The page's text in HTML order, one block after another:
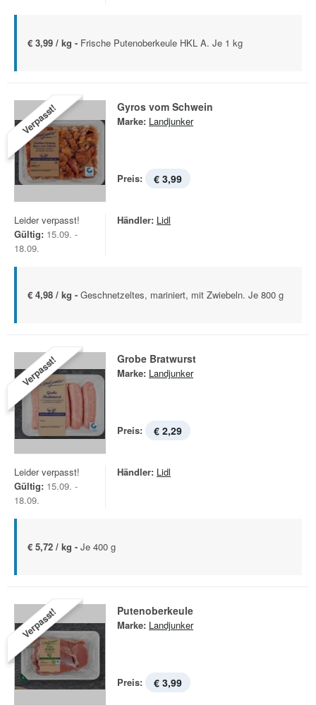
€ 3,99 / kg - Frische Putenoberkeule HKL A. Je 1 kg
Verpasst! Gyros vom Schwein
Marke: Landjunker
Preis: € 3,99
Leider verpasst!
Gültig: 15.09. -
18.09.
Händler: Lidl
€ 4,98 / kg - Geschnetzeltes, mariniert, mit Zwiebeln. Je 800 g
Verpasst! Grobe Bratwurst
Marke: Landjunker
Preis: € 2,29
Leider verpasst!
Gültig: 15.09. -
18.09.
Händler: Lidl
€ 5,72 / kg - Je 400 g
Verpasst! Putenoberkeule
Marke: Landjunker
Preis: € 3,99